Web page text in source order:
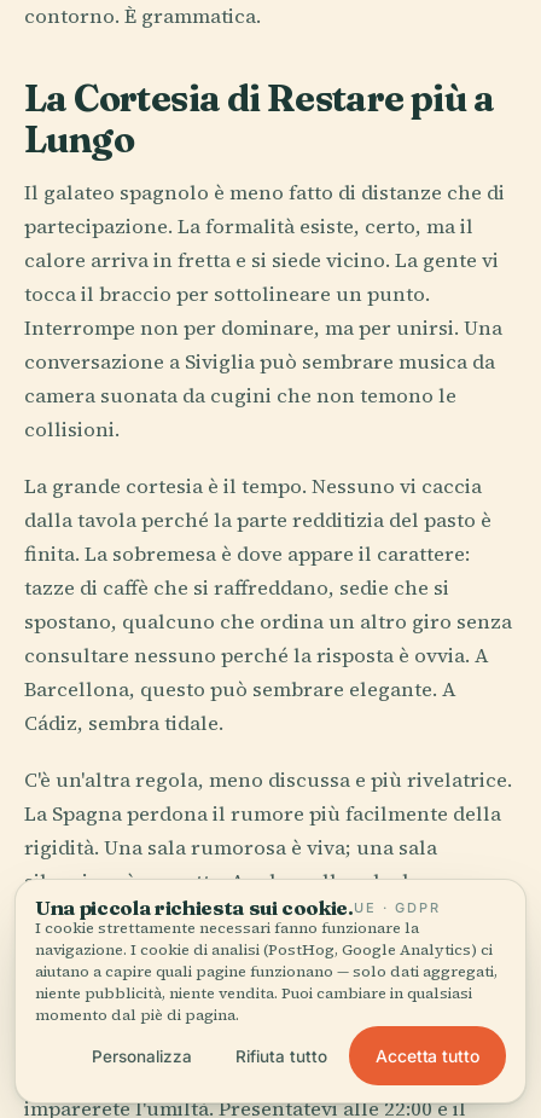
contorno. È grammatica.
La Cortesia di Restare più a
Lungo
Il galateo spagnolo è meno fatto di distanze che di
partecipazione. La formalità esiste, certo, ma il
calore arriva in fretta e si siede vicino. La gente vi
tocca il braccio per sottolineare un punto.
Interrompe non per dominare, ma per unirsi. Una
conversazione a Siviglia può sembrare musica da
camera suonata da cugini che non temono le
collisioni.
La grande cortesia è il tempo. Nessuno vi caccia
dalla tavola perché la parte redditizia del pasto è
finita. La sobremesa è dove appare il carattere:
tazze di caffè che si raffreddano, sedie che si
spostano, qualcuno che ordina un altro giro senza
consultare nessuno perché la risposta è ovvia. A
Barcellona, questo può sembrare elegante. A
Cádiz, sembra tidale.
C'è un'altra regola, meno discussa e più rivelatrice.
La Spagna perdona il rumore più facilmente della
rigidità. Una sala rumorosa è viva; una sala
silenziosa è sospetta. Anche nelle sale da pranzo
più raffinate di Madrid, la serietà non richiede
solennità.
L'errore del viaggiatore è confondere il ritardo con
il disordine. Spesso è coreografia su un altro
orologio. Presentatevi affamati alle 18:30 e
imparerete l'umiltà. Presentatevi alle 22:00 e il
Una piccola richiesta sui cookie.UE · GDPR
I cookie strettamente necessari fanno funzionare la
navigazione. I cookie di analisi (PostHog, Google Analytics) ci
aiutano a capire quali pagine funzionano — solo dati aggregati,
niente pubblicità, niente vendita. Puoi cambiare in qualsiasi
momento dal piè di pagina.
Personalizza Rifiuta tutto Accetta tutto